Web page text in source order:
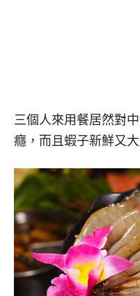
三個人來用餐居然對
癮，而且蝦子新鮮又大